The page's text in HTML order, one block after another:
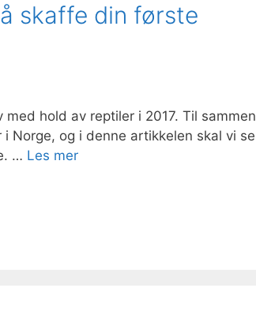
skaffe din første
hold av reptiler i 2017. Til sammen
Norge, og i denne artikkelen skal vi se
… Les mer